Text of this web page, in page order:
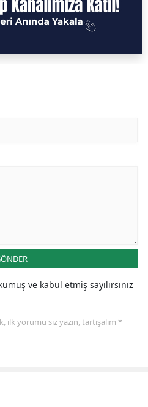
ve kabul etmiş sayılırsınız
yorumu siz yazın, tartışalım *